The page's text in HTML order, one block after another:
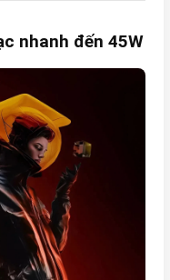
nhanh đến 45W